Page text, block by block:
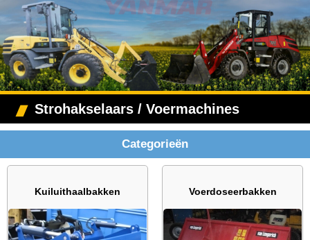
Strohakselaars / Voermachines
Categorieën
Kuiluithaalbakken Voerdoseerbakken